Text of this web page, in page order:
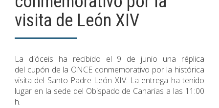
visita de León XIV
La dióceis ha recibido el 9 de junio una réplica
del cupón de la ONCE conmemorativo por la histórica
visita del Santo Padre León XIV. La entrega ha tenido
lugar en la sede del Obispado de Canarias a las 11:00
h.